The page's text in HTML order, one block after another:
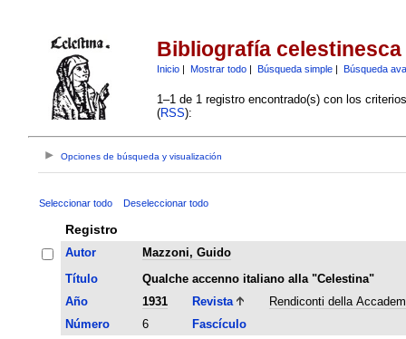
Bibliografía celestinesca
Inicio| Mostrar todo| Búsqueda simple| Búsqueda
1–1 de 1 registro encontrado(s) con los
(RSS):
Opciones de búsqueda y visualización
Seleccionar todo Deseleccionar todo
Registro
Autor
Mazzoni, Guido
Título
Qualche accenno italiano alla "Celestina"
Año
1931 Revista
Rendiconti della
Número
6
Fascículo